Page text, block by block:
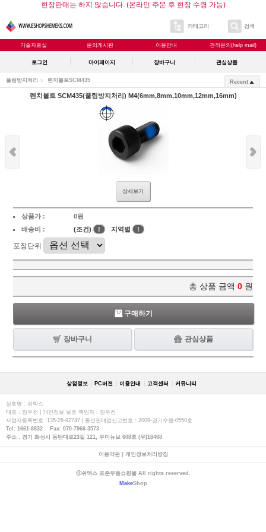
현장판매는 하지 않습니다. (온라인 주문 후 현장 수령 가능)
카테고리 검색
기술자료실 문의게시판 이용안내 견적문의(help mail)
로그인 마이페이지 장바구니 관심상품
풀림방지처리 렌치볼트SCM435 Recent
렌치볼트 SCM435(풀림방지처리) M4(6mm,8mm,10mm,12mm,16mm)
상세보기
상품가 :
0원
배송비 :
(조건) ! 지역별 !
포장단위
총 상품 금액 0 원
구매하기
장바구니 관심상품
상점정보 PC버젼 이용안내 고객센터 커뮤니티
상호명 : 쉬멕스
대표 : 장우천 | 개인정보 보호 책임자 : 장우천
사업자등록번호 :135-26-92747 | 통신판매업신고번호 : 2009-경기수원-0550호
Tel: 1661-8832 Fax: 070-7966-3573
주소 : 경기 화성시 동탄대로23길 121, 우미뉴브 608호 (우)18468
이용약관| 개인정보처리방침
ⓒ쉬멕스 표준부품쇼핑몰 All rights reserved.
MakeShop